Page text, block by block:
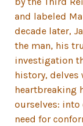
and labeled
decade later,
the man, his
investigation
history, delves
heartbreaking
ourselves:
need for